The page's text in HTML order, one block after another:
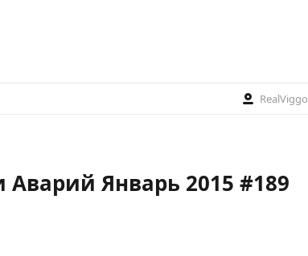
RealViggo
Январь 2015 #189